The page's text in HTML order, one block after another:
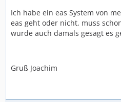
Ich habe ein eas System von
eas geht oder nicht, muss
wurde auch damals gesagt es
Gruß Joachim